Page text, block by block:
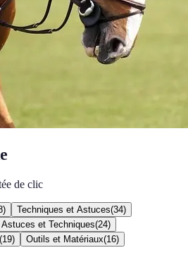
de clic
) Techniques et Astuces(34)
Astuces et Techniques(24)
(19) Outils et Matériaux(16)